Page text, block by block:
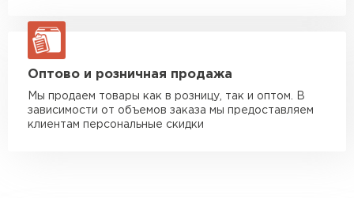
Оптово и розничная продажа
Мы продаем товары как в розницу, так и оптом. В
зависимости от объемов заказа мы предоставляем
клиентам персональные скидки